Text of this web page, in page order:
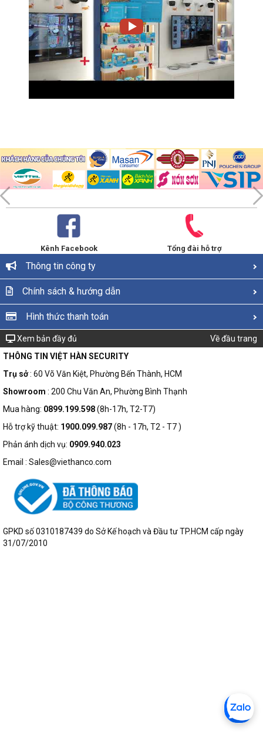
Kênh Facebook Tổng đài hỗ trợ
Thông tin công ty
Chính sách & hướng dẫn
Hình thức thanh toán
Xem bản đầy đủ
Về đầu trang
THÔNG TIN VIỆT HÀN SECURITY
Trụ sở: 60 Võ Văn Kiệt, Phường Bến Thành, HCM
Showroom : 200 Chu Văn An, Phường Bình Thạnh
Mua hàng: 0899.199.598(8h-17h, T2-T7)
Hỗ trợ kỹ thuật: 1900.099.987(8h - 17h, T2 - T7 )
Phản ánh dịch vụ: 0909.940.023
Email : Sales@viethanco.com
GPKD số 0310187439 do Sở Kế hoạch và Đầu tư TP.HCM cấp ngày
31/07/2010